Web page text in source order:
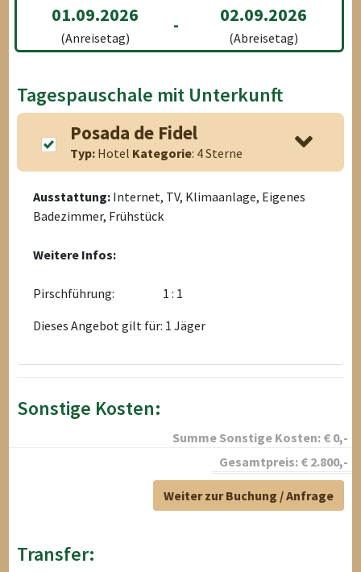
01.09.2026
(Anreisetag)
- 02.09.2026
(Abreisetag)
Tagespauschale mit Unterkunft
Posada de Fidel
Typ: Hotel Kategorie: 4 Sterne
Ausstattung: Internet, TV, Klimaanlage, Eigenes
Badezimmer, Frühstück
Weitere Infos:
Pirschführung:
1 : 1
Dieses Angebot gilt für: 1 Jäger
Sonstige Kosten:
Summe Sonstige Kosten: € 0,-
Gesamtpreis: € 2.800,-
Weiter zur Buchung / Anfrage
Transfer: